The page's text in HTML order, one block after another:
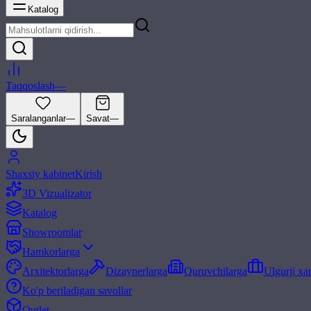
Katalog
Taqqoslash—
Saralanganlar— Savat—
Shaxsiy kabinetKirish
3D Vizualizator
Katalog
Showroomlar
Hamkorlarga
Arxitektorlarga
Dizaynerlarga Quruvchilarga
Ulgurji
Ko'p beriladigan savollar